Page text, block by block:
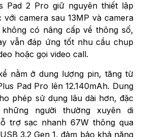
Pad 2 Pro giữ nguyên thiết lập
camera sau 13MP và camera
có nâng cấp về thông số,
vẫn đáp ứng tốt nhu cầu chụp
hoặc gọi video call.
nằm ở dung lượng pin, tăng từ
Pad Pro lên 12.140mAh. Dung
phép sử dụng lâu dài hơn, đặc
người thường xuyên di
trợ sạc nhanh 67W thông qua
3.2 Gen 1, đảm bảo khả năng